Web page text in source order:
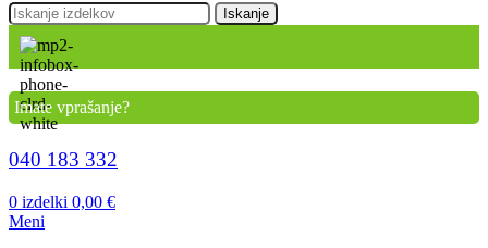
Iskanje
Imate vprašanje?
040 183 332
0 izdelki 0,00 €
Meni